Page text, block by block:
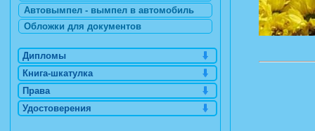
Автовымпел - вымпел в автомобиль
Обложки для документов
Дипломы
Книга-шкатулка
Права
Удостоверения